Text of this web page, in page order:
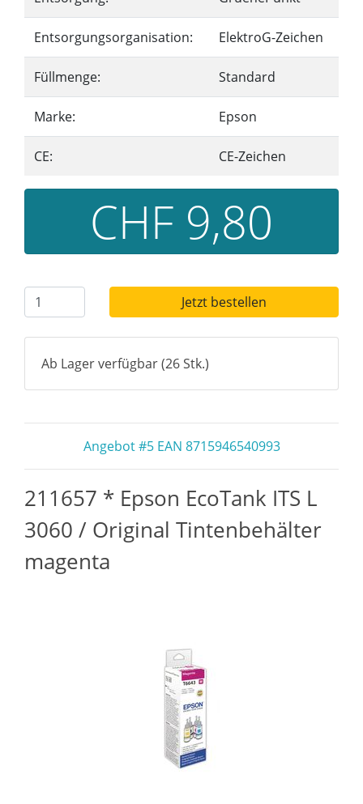
Entsorgungsorganisation: ElektroG-Zeichen
Füllmenge: Standard
Marke: Epson
CE: CE-Zeichen
CHF 9,80
Jetzt bestellen
Ab Lager verfügbar (26 Stk.)
Angebot #5 EAN 8715946540993
211657 * Epson EcoTank ITS L
3060 / Original Tintenbehälter
magenta